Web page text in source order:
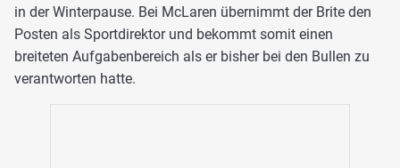
in der Winterpause. Bei McLaren übernimmt der Brite den
Posten als Sportdirektor und bekommt somit einen
breiteten Aufgabenbereich als er bisher bei den Bullen zu
verantworten hatte.